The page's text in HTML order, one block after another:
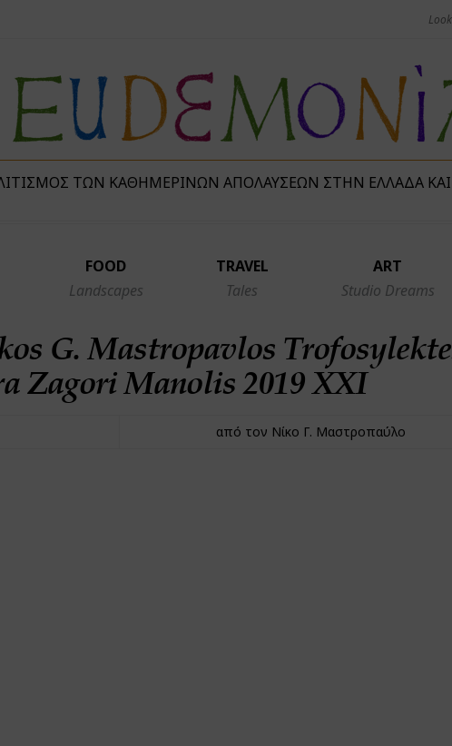
ΤΩΝ ΚΑΘΗΜΕΡΙΝΏΝ ΑΠΟΛΑΎΣΕΩΝ ΣΤΗΝ ΕΛΛΆΔΑ
FOOD
Landscapes
TRAVEL
Tales
ART
Studio Dreams
G. Mastropavlos
Zagori Manolis 2019 XXI
από τον Νίκο Γ. Μαστροπαύλο